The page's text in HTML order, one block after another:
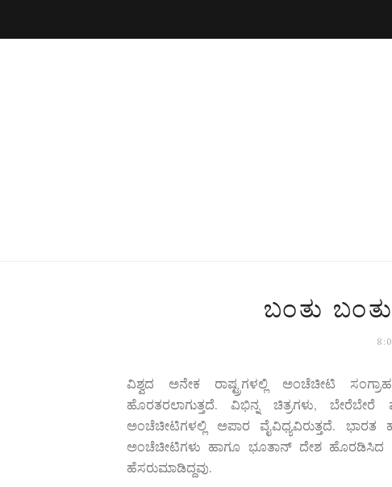
ಬಂತು
ವಿಶ್ವದ ಅನೇಕ ರಾಷ್ಟ್ರಗಳಲ್ಲಿ ಅಂಚೆಚೀಟಿ
ಹೊರತರಲಾಗುತ್ತದೆ. ವಿಭಿನ್ನ ಚಿತ್ರಗಳು,
ಅಂಚೆಚೀಟಿಗಳಲ್ಲಿ ಅಪಾರ ವೈವಿಧ್ಯವಿರುತ್ತದೆ. ಭಾರತ
ಅಂಚೆಚೀಟಿಗಳು ಹಾಗೂ ಭೂತಾನ್ ದೇಶ ಹೊರಡಿಸಿದ
ಹೆಸರುಮಾಡಿದ್ದವು.